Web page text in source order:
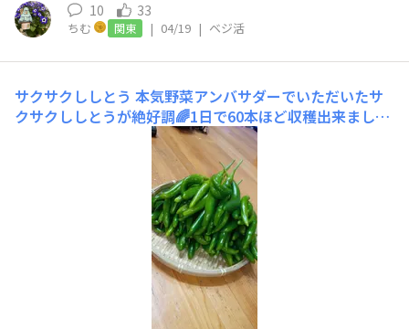
10 33
ちむ 関東 | 04/19 | ベジ活
サクサクししとう 本気野菜アンバサダーでいただいたサ
クサクししとうが絶好調🌈1日で60本ほど収穫出来ました
🙌✨まだ少しだけ花が咲いていますがそろそろ終わりか
な。1株でたくさんとししとうありがとうございます💞最